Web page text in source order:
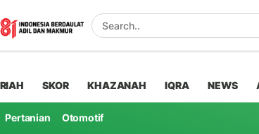
SKOR KHAZANAH IQRA NEWS
Pertanian Otomotif